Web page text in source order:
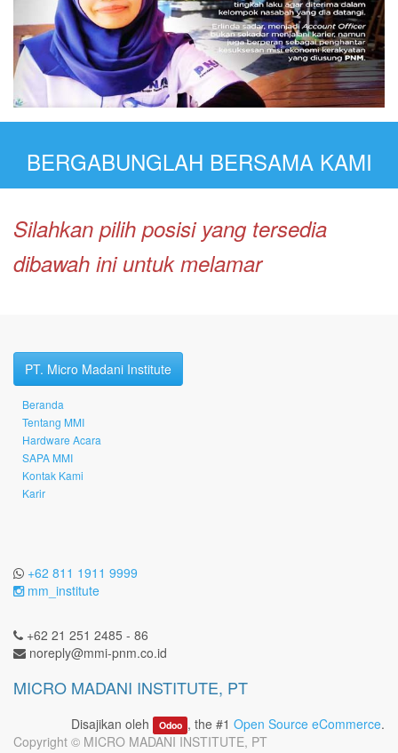
BERGABUNGLAH BERSAMA KAMI
Silahkan pilih posisi yang tersedia
dibawah ini untuk melamar
PT. Micro Madani Institute
Beranda
Tentang MMI
Hardware Acara
SAPA MMI
Kontak Kami
Karir
+62 811 1911 9999
mm_institute
+62 21 251 2485 - 86
noreply@mmi-pnm.co.id
MICRO MADANI INSTITUTE, PT
Disajikan oleh Odoo , the #1 Open Source eCommerce.
Copyright © MICRO MADANI INSTITUTE, PT